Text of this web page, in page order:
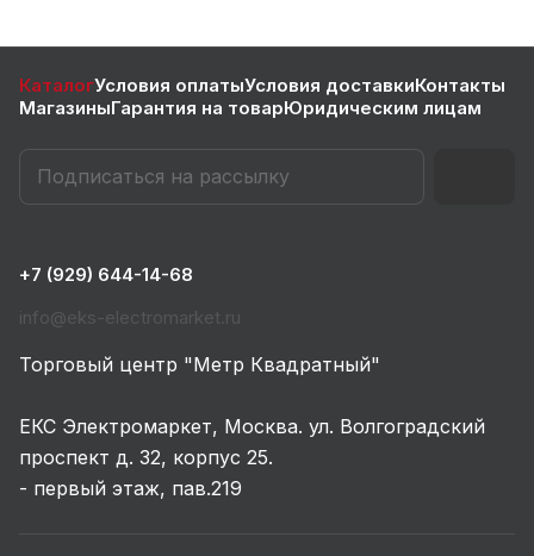
КаталогУсловия оплатыУсловия доставкиКонтакты
МагазиныГарантия на товарЮридическим лицам
+7 (929) 644-14-68
info@eks-electromarket.ru
Торговый центр "Метр Квадратный"
ЕКС Электромаркет, Москва. ул. Волгоградский
проспект д. 32, корпус 25.
- первый этаж, пав.219